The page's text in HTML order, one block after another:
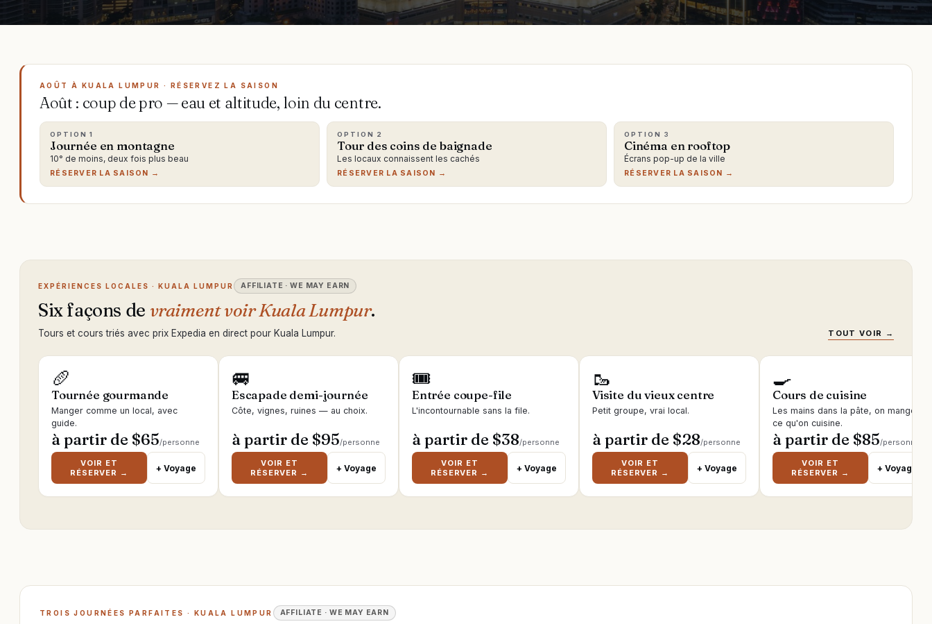
AOÛT À KUALA LUMPUR · RÉSERVEZ LA SAISON
Août : coup de pro — eau et altitude, loin du centre.
OPTION 1
Journée en montagne
10° de moins, deux fois plus beau
RÉSERVER LA SAISON →
OPTION 2
Tour des coins de baignade
Les locaux connaissent les cachés
RÉSERVER LA SAISON →
OPTION 3
Cinéma en rooftop
Écrans pop-up de la ville
RÉSERVER LA SAISON →
EXPÉRIENCES LOCALES · KUALA LUMPUR AFFILIATE · WE MAY EARN
Six façons de vraiment voir Kuala Lumpur.
Tours et cours triés avec prix Expedia en direct pour Kuala Lumpur. TOUT VOIR →
🥖
Tournée gourmande
Manger comme un local, avec
guide.
à partir de $65/personne
VOIR ET
RÉSERVER →
+ Voyage
🚐
Escapade demi-journée
Côte, vignes, ruines — au choix.
à partir de $95/personne
VOIR ET
RÉSERVER →
+ Voyage
🎟
Entrée coupe-file
L'incontournable sans la file.
à partir de $38/personne
VOIR ET
RÉSERVER →
+ Voyage
🥾
Visite du vieux centre
Petit groupe, vrai local.
à partir de $28/personne
VOIR ET
RÉSERVER →
+ Voyage
🍳
Cours de cuisine
Les mains dans la pâte, on mange
ce qu'on cuisine.
à partir de $85/personne
VOIR ET
RÉSERVER →
+ Voyage
TROIS JOURNÉES PARFAITES · KUALA LUMPUR AFFILIATE · WE MAY EARN